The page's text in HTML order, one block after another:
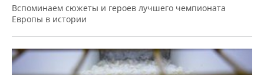
Вспоминаем сюжеты и героев лучшего чемпионата
Европы в истории